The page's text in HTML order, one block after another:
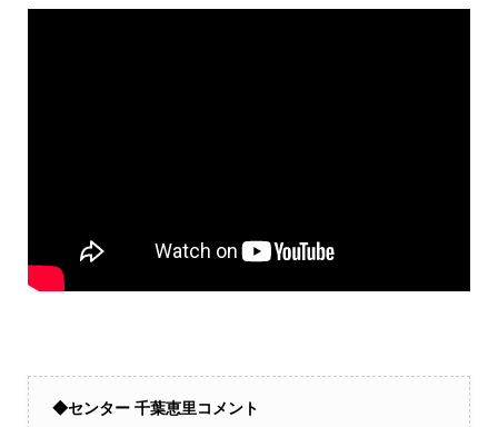
◆センター 千葉恵里コメント